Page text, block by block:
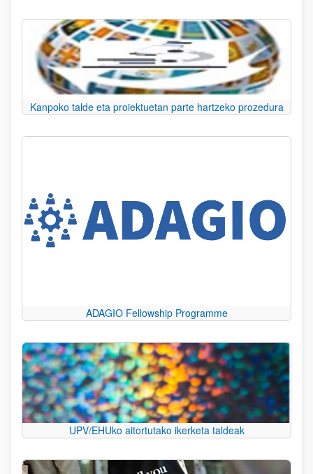
Kanpoko talde eta proiektuetan parte hartzeko prozedura
ADAGIO Fellowship Programme
UPV/EHUko aitortutako ikerketa taldeak